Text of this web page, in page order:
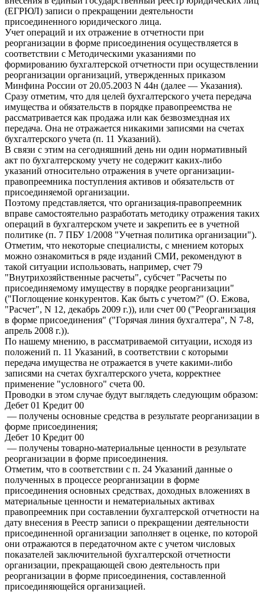
(ЕГРЮЛ) записи о прекращении деятельности
присоединенного юридического лица.
Учет операций и их отражение в отчетности при
реорганизации в форме присоединения осуществляется в
соответствии с Методическими указаниями по
формированию бухгалтерской отчетности при осуществлении
реорганизации организаций, утвержденных приказом
Минфина России от 20.05.2003 N 44н (далее — Указания).
Сразу отметим, что для целей бухгалтерского учета передача
имущества и обязательств в порядке правопреемства не
рассматривается как продажа или как безвозмездная их
передача. Она не отражается никакими записями на счетах
бухгалтерского учета (п. 11 Указаний).
В связи с этим на сегодняшний день ни один нормативный
акт по бухгалтерскому учету не содержит каких-либо
указаний относительно отражения в учете организации-
правопреемника поступления активов и обязательств от
присоединяемой организации.
Поэтому представляется, что организация-правопреемник
вправе самостоятельно разработать методику отражения таких
операций в бухгалтерском учете и закрепить ее в учетной
политике (п. 7 ПБУ 1/2008 "Учетная политика организации").
Отметим, что некоторые специалисты, с мнением которых
можно ознакомиться в ряде изданий СМИ, рекомендуют в
такой ситуации использовать, например, счет 79
"Внутрихозяйственные расчеты", субсчет "Расчеты по
присоединяемому имуществу в порядке реорганизации"
("Поглощение конкурентов. Как быть с учетом?" (О. Ежова,
"Расчет", N 12, декабрь 2009 г.)), или счет 00 ("Реорганизация
в форме присоединения" ("Горячая линия бухгалтера", N 7-8,
апрель 2008 г.)).
По нашему мнению, в рассматриваемой ситуации, исходя из
положений п. 11 Указаний, в соответствии с которыми
передача имущества не отражается в учете какими-либо
записями на счетах бухгалтерского учета, корректнее
применение "условного" счета 00.
Проводки в этом случае будут выглядеть следующим образом:
Дебет 01 Кредит 00
— получены основные средства в результате реорганизации в
форме присоединения;
Дебет 10 Кредит 00
— получены товарно-материальные ценности в результате
реорганизации в форме присоединения.
Отметим, что в соответствии с п. 24 Указаний данные о
полученных в процессе реорганизации в форме
присоединения основных средствах, доходных вложениях в
материальные ценности и нематериальных активах
правопреемник при составлении бухгалтерской отчетности на
дату внесения в Реестр записи о прекращении деятельности
присоединенной организации заполняет в оценке, по которой
они отражаются в передаточном акте с учетом числовых
показателей заключительной бухгалтерской отчетности
организации, прекращающей свою деятельность при
реорганизации в форме присоединения, составленной
присоединяющейся организацией.